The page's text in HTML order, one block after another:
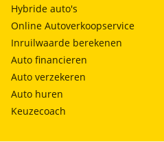
Hybride auto's
Online Autoverkoopservice
Inruilwaarde berekenen
Auto financieren
Auto verzekeren
Auto huren
Keuzecoach